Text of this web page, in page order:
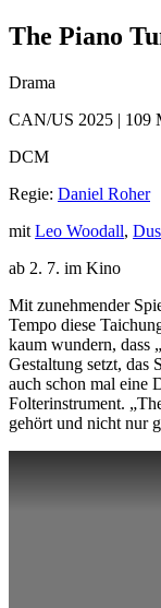
The Piano
Drama
CAN/US 2025 | 109
DCM
Regie: Daniel Roher
mit Leo Woodall,
ab 2. 7. im Kino
Mit zunehmender
Tempo diese
kaum wundern, dass
Gestaltung setzt, das
auch schon mal eine
Folterinstrument.
gehört und nicht nur